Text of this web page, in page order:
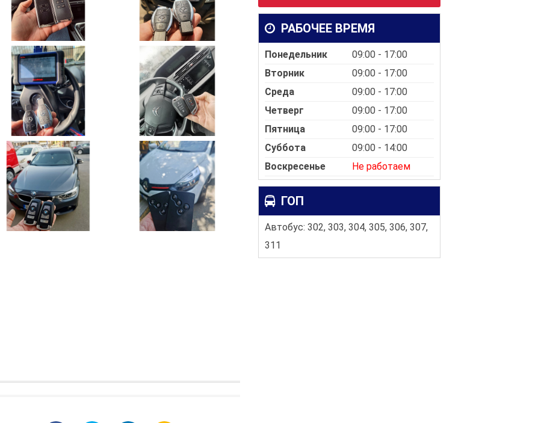
РАБОЧЕЕ ВРЕМЯ
Понедельник
09:00 - 17:00
Вторник
09:00 - 17:00
Среда
09:00 - 17:00
Четверг
09:00 - 17:00
Пятница
09:00 - 17:00
Суббота
09:00 - 14:00
Воскресенье
Не работаем
ГОП
Автобус: 302, 303, 304, 305, 306, 307,
311